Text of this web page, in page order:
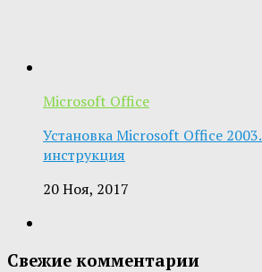
Microsoft Office
Установка Microsoft Office
инструкция
20 Ноя, 2017
Свежие комментарии